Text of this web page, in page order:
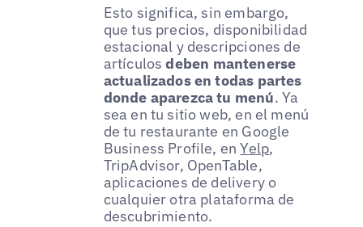
Esto significa, sin embargo,
que tus precios, disponibilidad
estacional y descripciones de
artículosdeben mantenerse
actualizados en todas partes
donde aparezca tu menú. Ya
sea en tu sitio web, en el menú
de tu restaurante en Google
Business Profile, enYelp,
TripAdvisor, OpenTable,
aplicaciones de delivery o
cualquier otra plataforma de
descubrimiento.